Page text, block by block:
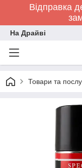
Відправка
На Драйві
Товари та